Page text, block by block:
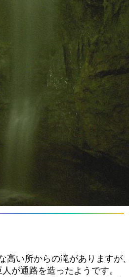
高い所からの滝がありますが
が通路を造ったようです。